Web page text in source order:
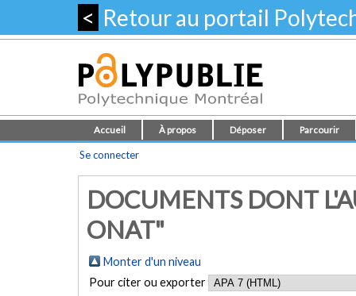
< Retour au portail
Accueil À propos Déposer Parcourir
Se connecter
DOCUMENTS DONT
ONAT"
Monter d'un niveau
Pour citer ou exporter